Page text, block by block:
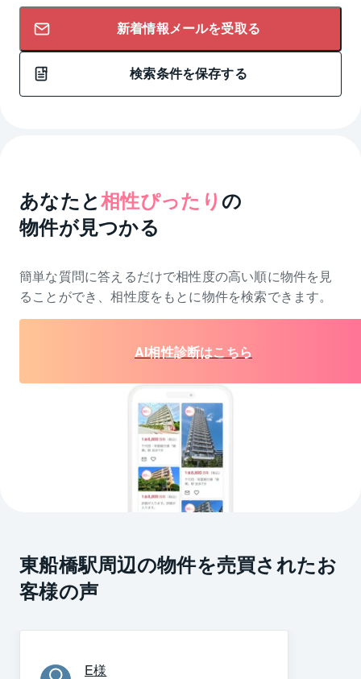
新着情報メールを受取る
検索条件を保存する
あなたと相性ぴったり の
物件が見つかる
簡単な質問に答えるだけで相性度の高い順に物件を 見
ることができ、相性度をもとに物件を検索できます。
AI相性診断はこちら
東船橋駅周辺の物件を売買されたお
客様の声
E様